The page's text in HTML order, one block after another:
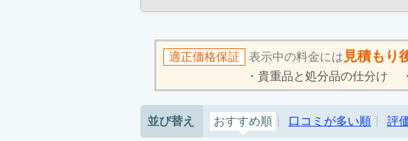
適正価格保証 表示中の料金には 見積もり
貴重品と処分品の仕分け
並び替え おすすめ順 口コミが多い順 評